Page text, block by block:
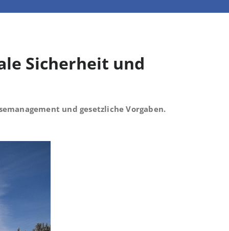
Sicherheit und
und gesetzliche Vorgaben.